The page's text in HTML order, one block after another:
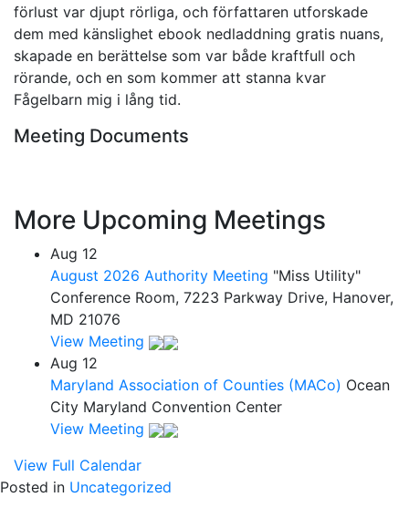
förlust var djupt rörliga, och författaren utforskade
dem med känslighet ebook nedladdning gratis nuans,
skapade en berättelse som var både kraftfull och
rörande, och en som kommer att stanna kvar
Fågelbarn mig i lång tid.
Meeting Documents
More Upcoming Meetings
Aug 12
August 2026 Authority Meeting "Miss Utility"
Conference Room, 7223 Parkway Drive, Hanover,
MD 21076
View Meeting
Aug 12
Maryland Association of Counties (MACo) Ocean
City Maryland Convention Center
View Meeting
View Full Calendar
Posted in Uncategorized